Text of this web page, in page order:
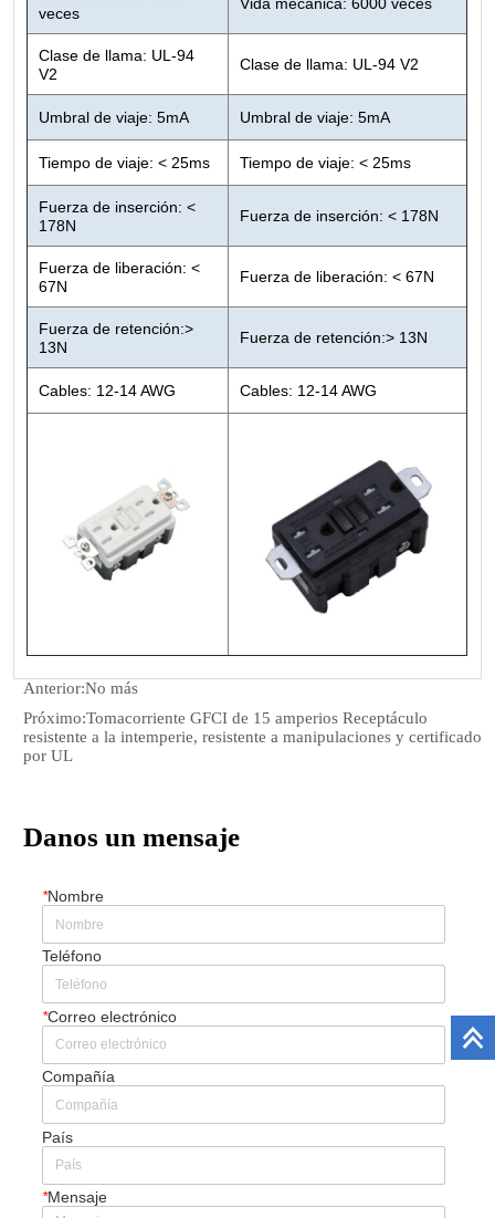
Anterior:No más
Próximo:Tomacorriente GFCI de 15 amperios Receptáculo
resistente a la intemperie, resistente a manipulaciones y certificado
por UL
Danos un mensaje
*Nombre
Teléfono
*Correo electrónico
Compañía
País
*Mensaje